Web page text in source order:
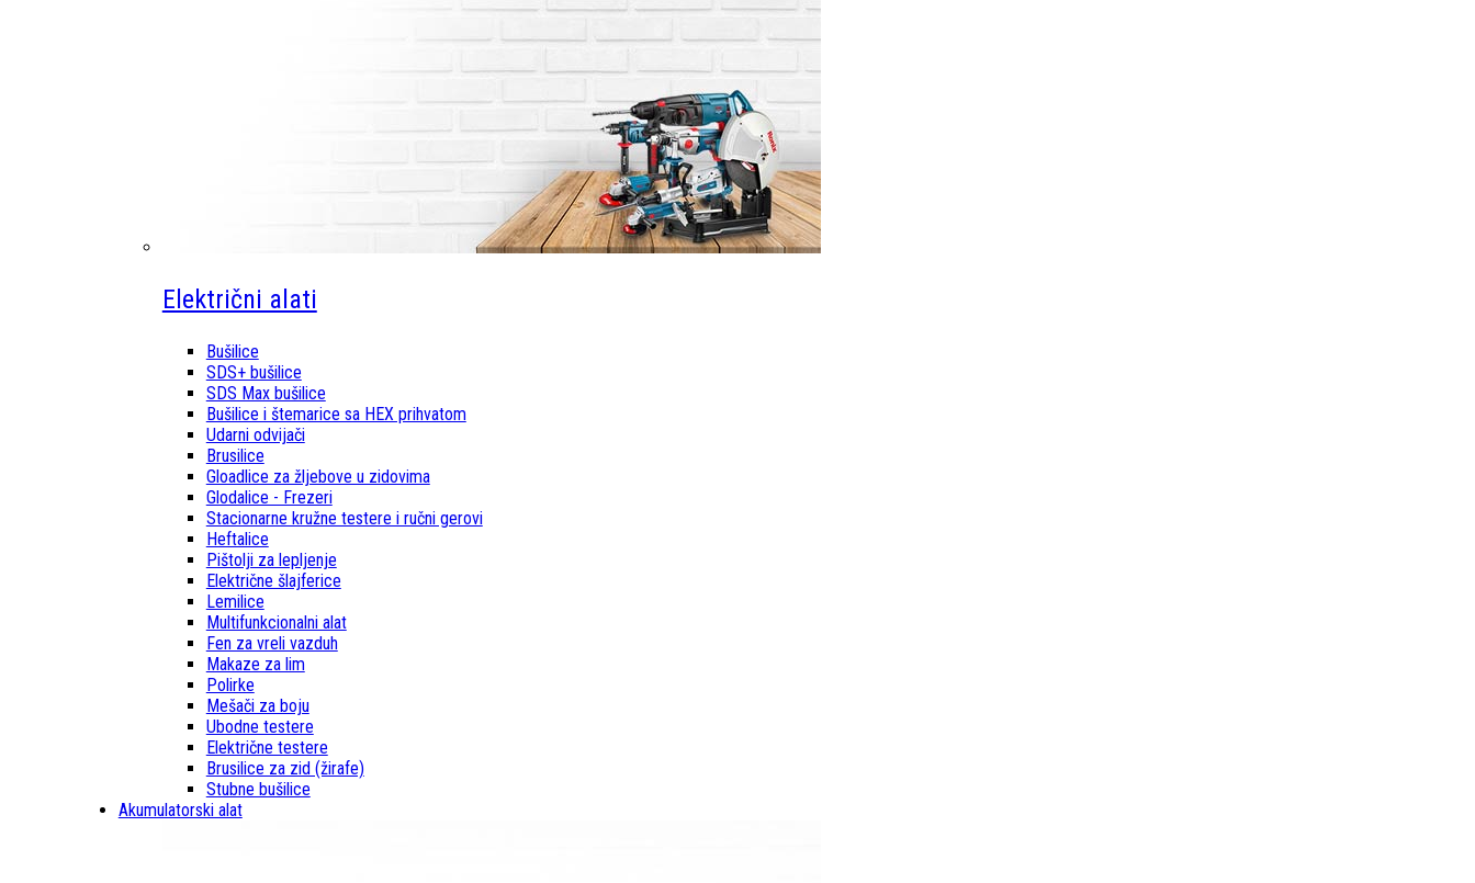
Električni alati
Bušilice
SDS+ bušilice
SDS Max bušilice
Bušilice i štemarice sa HEX prihvatom
Udarni odvijači
Brusilice
Gloadlice za žljebove u zidovima
Glodalice - Frezeri
Stacionarne kružne testere i ručni gerovi
Heftalice
Pištolji za lepljenje
Električne šlajferice
Lemilice
Multifunkcionalni alat
Fen za vreli vazduh
Makaze za lim
Polirke
Mešači za boju
Ubodne testere
Električne testere
Brusilice za zid (žirafe)
Stubne bušilice
Akumulatorski alat